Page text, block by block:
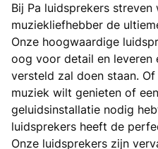
Bij Pa luidsprekers streven
muziekliefhebber de
Onze hoogwaardige
oog voor detail en leveren
versteld zal doen staan.
muziek wilt genieten of
geluidsinstallatie nodig
luidsprekers heeft de
Onze luidsprekers zijn